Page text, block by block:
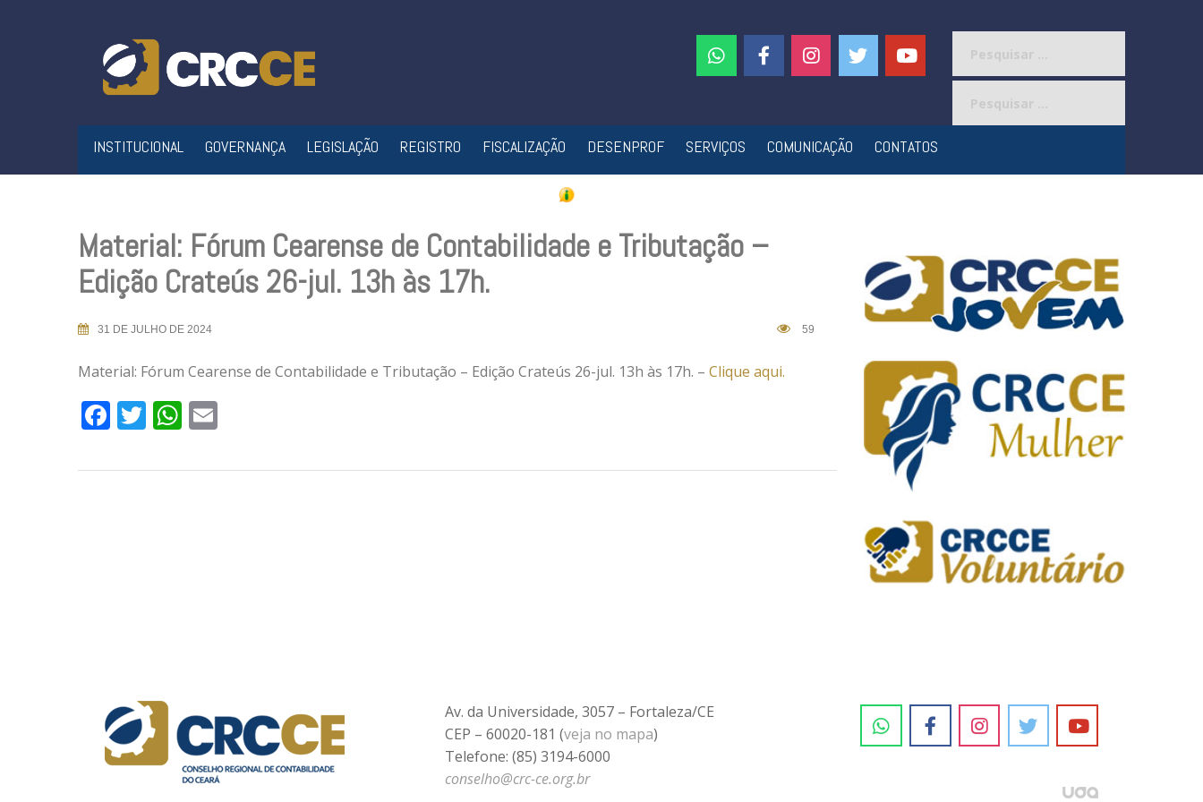
INSTITUCIONAL GOVERNANÇA LEGISLAÇÃO REGISTRO FISCALIZAÇÃO DESENPROF SERVIÇOS COMUNICAÇÃO CONTATOS
Material: Fórum Cearense de Contabilidade e Tributação –
Edição Crateús 26-jul. 13h às 17h.
31 DE JULHO DE 2024 59
Material: Fórum Cearense de Contabilidade e Tributação – Edição Crateús 26-jul. 13h às 17h. – Clique aqui.
Facebook
TwitterWhatsApp
Av. da Universidade, 3057 – Fortaleza/CE
CEP – 60020-181 (veja no mapa)
Telefone: (85) 3194-6000
conselho@crc-ce.org.br